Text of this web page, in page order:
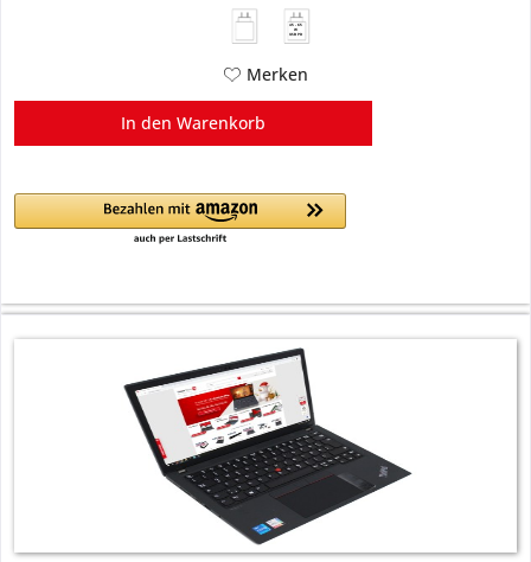
45 - 65
W
USB PD
Merken
In den Warenkorb